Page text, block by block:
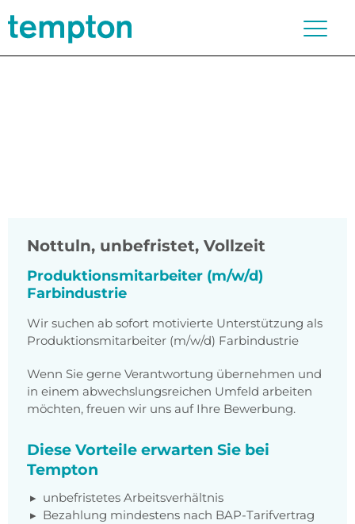
Nottuln, unbefristet, Vollzeit
Produktionsmitarbeiter (m/w/d)
Farbindustrie
Wir suchen ab sofort motivierte Unterstützung als
Produktionsmitarbeiter (m/w/d) Farbindustrie
Wenn Sie gerne Verantwortung übernehmen und
in einem abwechslungsreichen Umfeld arbeiten
möchten, freuen wir uns auf Ihre Bewerbung.
Diese Vorteile erwarten Sie bei
Tempton
unbefristetes Arbeitsverhältnis
Bezahlung mindestens nach BAP-Tarifvertrag